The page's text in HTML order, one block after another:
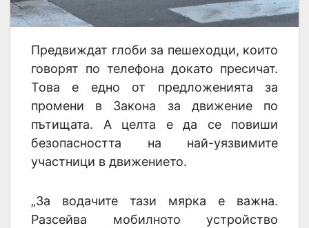
Предвиждат глоби за пешеходци, които
говорят по телефона докато пресичат.
Това е едно от предложенията за
промени в Закона за движение по
пътищата. А целта е да се повиши
безопасността на най-уязвимите
участници в движението.
„За водачите тази мярка е важна.
Разсейва мобилното устройство